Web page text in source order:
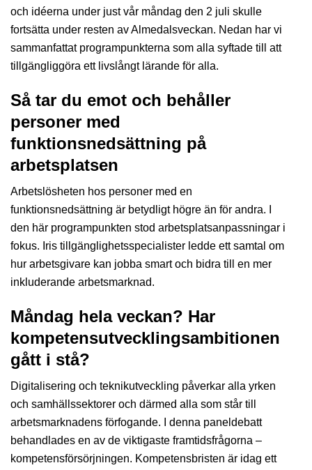
och idéerna under just vår måndag den 2 juli skulle
fortsätta under resten av Almedalsveckan. Nedan har vi
sammanfattat programpunkterna som alla syftade till att
tillgängliggöra ett livslångt lärande för alla.
Så tar du emot och behåller
personer med
funktionsnedsättning på
arbetsplatsen
Arbetslösheten hos personer med en
funktionsnedsättning är betydligt högre än för andra. I
den här programpunkten stod arbetsplatsanpassningar i
fokus. Iris tillgänglighetsspecialister ledde ett samtal om
hur arbetsgivare kan jobba smart och bidra till en mer
inkluderande arbetsmarknad.
Måndag hela veckan? Har
kompetensutvecklingsambitionen
gått i stå?
Digitalisering och teknikutveckling påverkar alla yrken
och samhällssektorer och därmed alla som står till
arbetsmarknadens förfogande. I denna paneldebatt
behandlades en av de viktigaste framtidsfrågorna –
kompetensförsörjningen. Kompetensbristen är idag ett